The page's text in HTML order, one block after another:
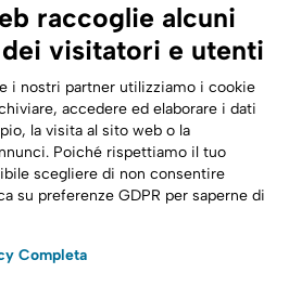
Sicurezza Digitale
Cloud
Seguici su:
raccoglie alcuni
visitatori e utenti
i nostri partner utilizziamo i cookie
accedere ed elaborare i dati
la visita al sito web o la
Poiché rispettiamo il tuo
scegliere di non consentire
su preferenze GDPR per saperne di
Completa